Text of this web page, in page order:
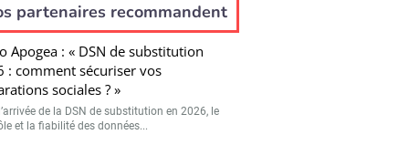
partenaires recommandent
Apogea : « DSN de substitution
: comment sécuriser vos
sociales ? »
de la DSN de substitution en 2026, le
et la fiabilité des données...